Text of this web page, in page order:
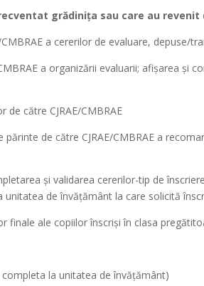
grădiniţa sau care au
a cererilor de evaluare, depuse/
a organizării evaluarii; afişarea şi
de către CJRAE/CMBRAE
de către CJRAE/CMBRAE a
şi validarea cererilor-tip de
unitatea de învăţământ la care solicită
finale ale copiilor înscrişi în clasa
la unitatea de învăţământ)